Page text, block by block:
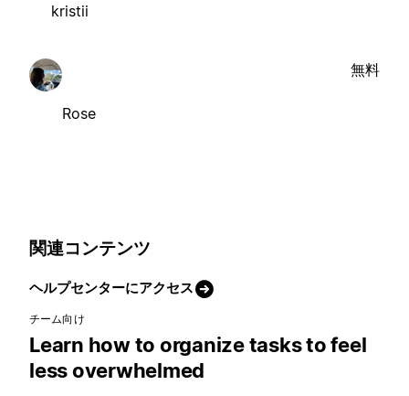
kristii
Rose
無料
関連コンテンツ
ヘルプセンターにアクセス
チーム向け
Learn how to organize tasks to feel
less overwhelmed